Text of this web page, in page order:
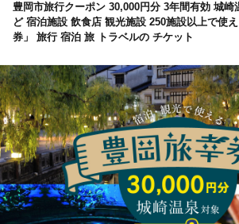
豊岡市旅行クーポン 30,000円分 3年間有効 城
ど 宿泊施設 飲食店 観光施設 250施設以上で使
券」 旅行 宿泊 旅 トラベルの チケット